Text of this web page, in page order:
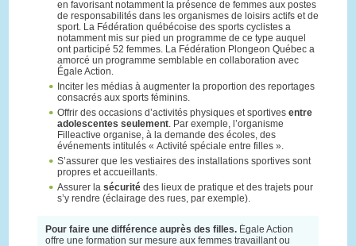
en favorisant notamment la présence de femmes aux postes
de responsabilités dans les organismes de loisirs actifs et de
sport. La Fédération québécoise des sports cyclistes a
notamment mis sur pied un programme de ce type auquel
ont participé 52 femmes. La Fédération Plongeon Québec a
amorcé un programme semblable en collaboration avec
Égale Action.
Inciter les médias à augmenter la proportion des reportages
consacrés aux sports féminins.
Offrir des occasions d’activités physiques et sportives entre
adolescentes seulement. Par exemple, l’organisme
Filleactive organise, à la demande des écoles, des
événements intitulés « Activité spéciale entre filles ».
S’assurer que les vestiaires des installations sportives sont
propres et accueillants.
Assurer la sécuritédes lieux de pratique et des trajets pour
s’y rendre (éclairage des rues, par exemple).
Pour faire une différence auprès des filles.Égale Action
offre une formation sur mesure aux femmes travaillant ou